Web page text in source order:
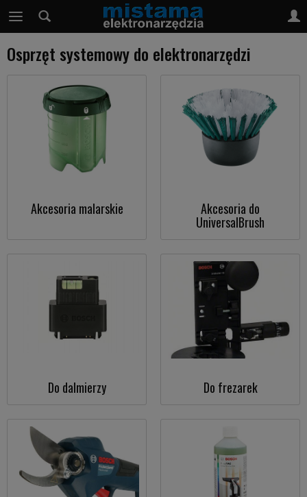
Osprzęt systemowy do elektronarzędzi
Akcesoria malarskie Akcesoria do
UniversalBrush
Do dalmierzy Do frezarek